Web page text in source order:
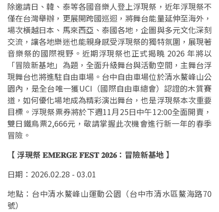
除邀請日、韓、泰等各國音樂人登上浮現祭，近年浮現祭不
僅在台灣舉辦，更展開跨國巡迴，將舞台能量延伸至海外，
場次橫越日本、馬來西亞、泰國各地，企圖與多元文化深刻
交流，讓各地樂迷也能親身感受浮現祭的獨特氛圍，展現著
音樂祭的國際視野。近期浮現祭也正式揭曉 2026 年將以
「冒險新基地」為題，全面升級舞台與活動空間，主舞台浮
現舞台也將進駐自由車場。台中自由車場位於清水鰲峰山公
園內，是全台唯一獲UCI（國際自由車總會）認證的木質賽
道，如何優化場地成為精彩演出舞台，也是浮現祭本次重要
目標。浮現祭票券將於下週11月25日中午12:00全面開賣，
雙日鐵鳥票2,666元，敬請掌握此次機會進行新一年的春季
冒險。
【 浮現祭 𝐄𝐌𝐄𝐑𝐆𝐄 𝐅𝐄𝐒𝐓 𝟐𝟎𝟐𝟔：冒險新基地 】
日期：2026.02.28 - 03.01
地點：台中清水鰲峰山運動公園（台中市清水區鰲海路70
號）